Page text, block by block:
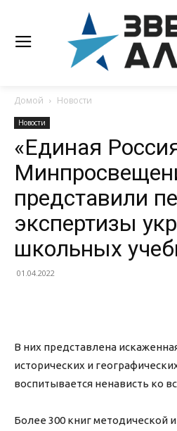
Домой Новости
Новости
«Единая
представили
экспертизы
школьных
01.04.2022
В них представлена
исторических и
воспитывается ненависть ко
Более 300 книг методической